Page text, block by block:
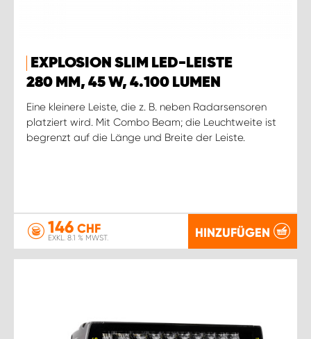
EXPLOSION SLIM LED-LEISTE
280 MM, 45 W, 4.100 LUMEN
Eine kleinere Leiste, die z. B. neben Radarsensoren
platziert wird. Mit Combo Beam; die Leuchtweite ist
begrenzt auf die Länge und Breite der Leiste.
146 CHF
EXKL. 8.1 % MWST. HINZUFÜGEN